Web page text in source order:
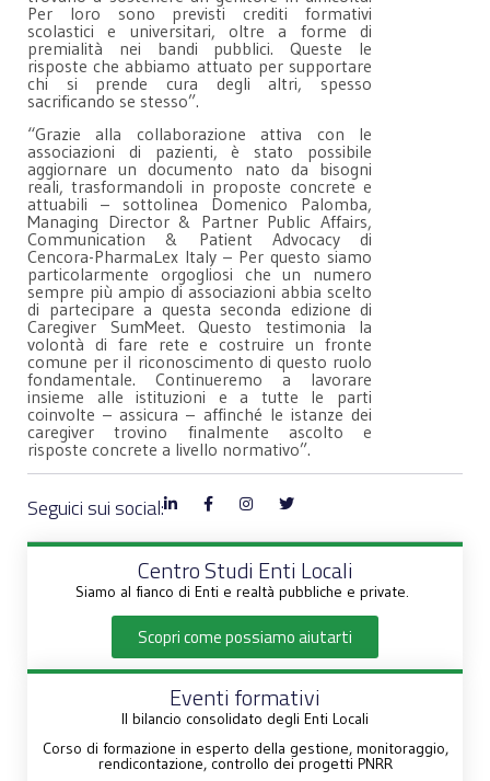
Per loro sono previsti crediti formativi
scolastici e universitari, oltre a forme di
premialità nei bandi pubblici. Queste le
risposte che abbiamo attuato per supportare
chi si prende cura degli altri, spesso
sacrificando se stesso”.
“Grazie alla collaborazione attiva con le
associazioni di pazienti, è stato possibile
aggiornare un documento nato da bisogni
reali, trasformandoli in proposte concrete e
attuabili – sottolinea Domenico Palomba,
Managing Director & Partner Public Affairs,
Communication & Patient Advocacy di
Cencora-PharmaLex Italy – Per questo siamo
particolarmente orgogliosi che un numero
sempre più ampio di associazioni abbia scelto
di partecipare a questa seconda edizione di
Caregiver SumMeet. Questo testimonia la
volontà di fare rete e costruire un fronte
comune per il riconoscimento di questo ruolo
fondamentale. Continueremo a lavorare
insieme alle istituzioni e a tutte le parti
coinvolte – assicura – affinché le istanze dei
caregiver trovino finalmente ascolto e
risposte concrete a livello normativo”.
Seguici sui social:
Centro Studi Enti Locali
Siamo al fianco di Enti e realtà pubbliche e private.
Scopri come possiamo aiutarti
Eventi formativi
Il bilancio consolidato degli Enti Locali
Corso di formazione in esperto della gestione, monitoraggio,
rendicontazione, controllo dei progetti PNRR